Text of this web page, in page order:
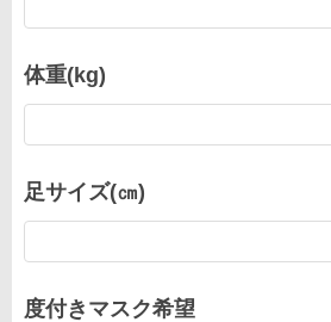
体重(kg)
足サイズ(㎝)
度付きマスク希望